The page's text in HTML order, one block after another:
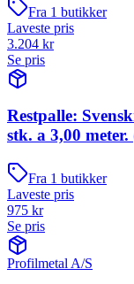
Fra 1 butikker
Laveste pris
3.204 kr
Se pris
Restpalle:
stk. a 3,00
Fra 1 butikker
Laveste pris
975 kr
Se pris
Profilmetal A/S